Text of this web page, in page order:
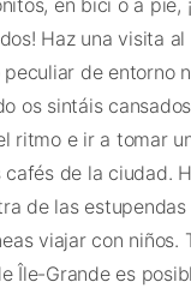
Haz una visita
de entorno
os sintáis
ritmo e ir a tomar
de la ciudad.
de las
viajar con niños.
Île-Grande es